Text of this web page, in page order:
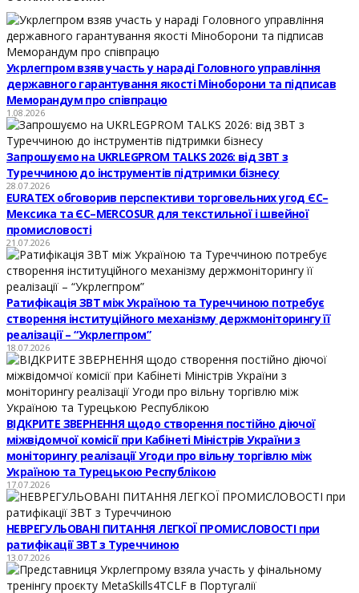
Укрлегпром взяв участь у нараді Головного управління
державного гарантування якості Міноборони та підписав
Меморандум про співпрацю
1.08.2026
Запрошуємо на UKRLEGPROM TALKS 2026: від ЗВТ з
Туреччиною до інструментів підтримки бізнесу
28.07.2026
EURATEX обговорив перспективи торговельних угод ЄС–
Мексика та ЄС–MERCOSUR для текстильної і швейної
промисловості
21.07.2026
Ратифікація ЗВТ між Україною та Туреччиною потребує
створення інституційного механізму держмоніторингу її
реалізації – “Укрлегпром”
18.07.2026
ВІДКРИТЕ ЗВЕРНЕННЯ щодо створення постійно діючої
міжвідомчої комісії при Кабінеті Міністрів України з
моніторингу реалізації Угоди про вільну торгівлю між
Україною та Турецькою Республікою
17.07.2026
НЕВРЕГУЛЬОВАНІ ПИТАННЯ ЛЕГКОЇ ПРОМИСЛОВОСТІ при
ратифікації ЗВТ з Туреччиною
13.07.2026